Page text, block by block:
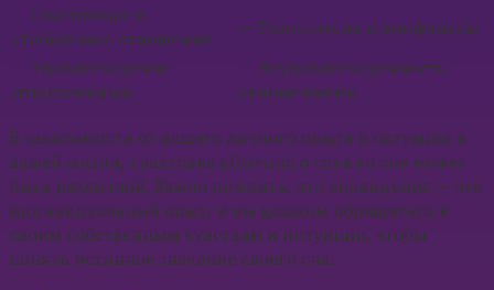
— Счастливые и
стабильные отношения
— Разногласия и конфликты
— Удовлетворение
отношениями
— Неудовлетворенность
отношениями
В зависимости от вашего личного опыта и ситуации в
вашей жизни, трактовка яблочного сока во сне может
быть различной. Важно помнить, что сновидения — это
индивидуальный опыт, и вы должны обращаться к
своим собственным чувствам и интуиции, чтобы
понять истинное значение своего сна.